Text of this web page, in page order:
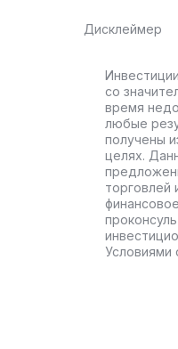
Дисклеймер
со
время
любые
получены
целях.
торговлей
Условиями